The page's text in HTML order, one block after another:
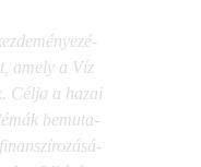
amely a Víz
Cél­ja a hazai
bemu­ta­